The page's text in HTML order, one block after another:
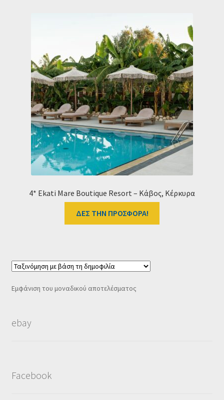
Ο λογαριασμός μου
Ταμείο
HOME
4* Ekati Mare Boutique Resort – Κάβος, Κέρκυρα
ΔΕΣ ΤΗΝ ΠΡΟΣΦΟΡΑ!
Εμφάνιση του μοναδικού αποτελέσματος
ebay
Facebook